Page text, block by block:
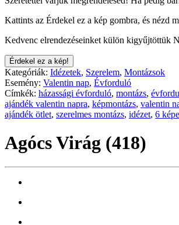
Kattints az Érdekel ez a kép gombra, és nézd
Kedvenc elrendezéseinket külön kigyűjtöttük
Érdekel ez a kép!
Kategóriák: Idézetek, Szerelem, Montázsok
Esemény: Valentin nap, Évforduló
Címkék: házassági évforduló, montázs,
ajándék valentin napra, képmontázs, valentin
ajándék ötlet, szerelmes montázs, idézet, 6
Agócs Virág (418)